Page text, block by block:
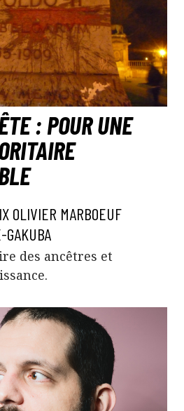
: POUR UNE
OLIVIER MARBOEUF
GAKUBA
des ancêtres et